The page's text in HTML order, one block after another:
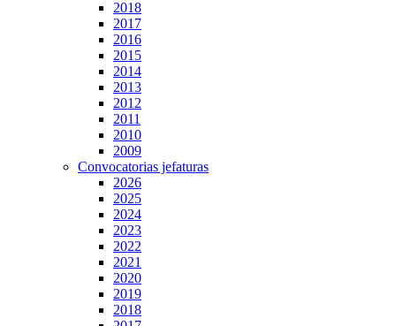
2018
2017
2016
2015
2014
2013
2012
2011
2010
2009
Convocatorias jefaturas
2026
2025
2024
2023
2022
2021
2020
2019
2018